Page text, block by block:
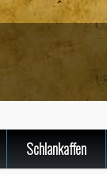
Schlankaffen